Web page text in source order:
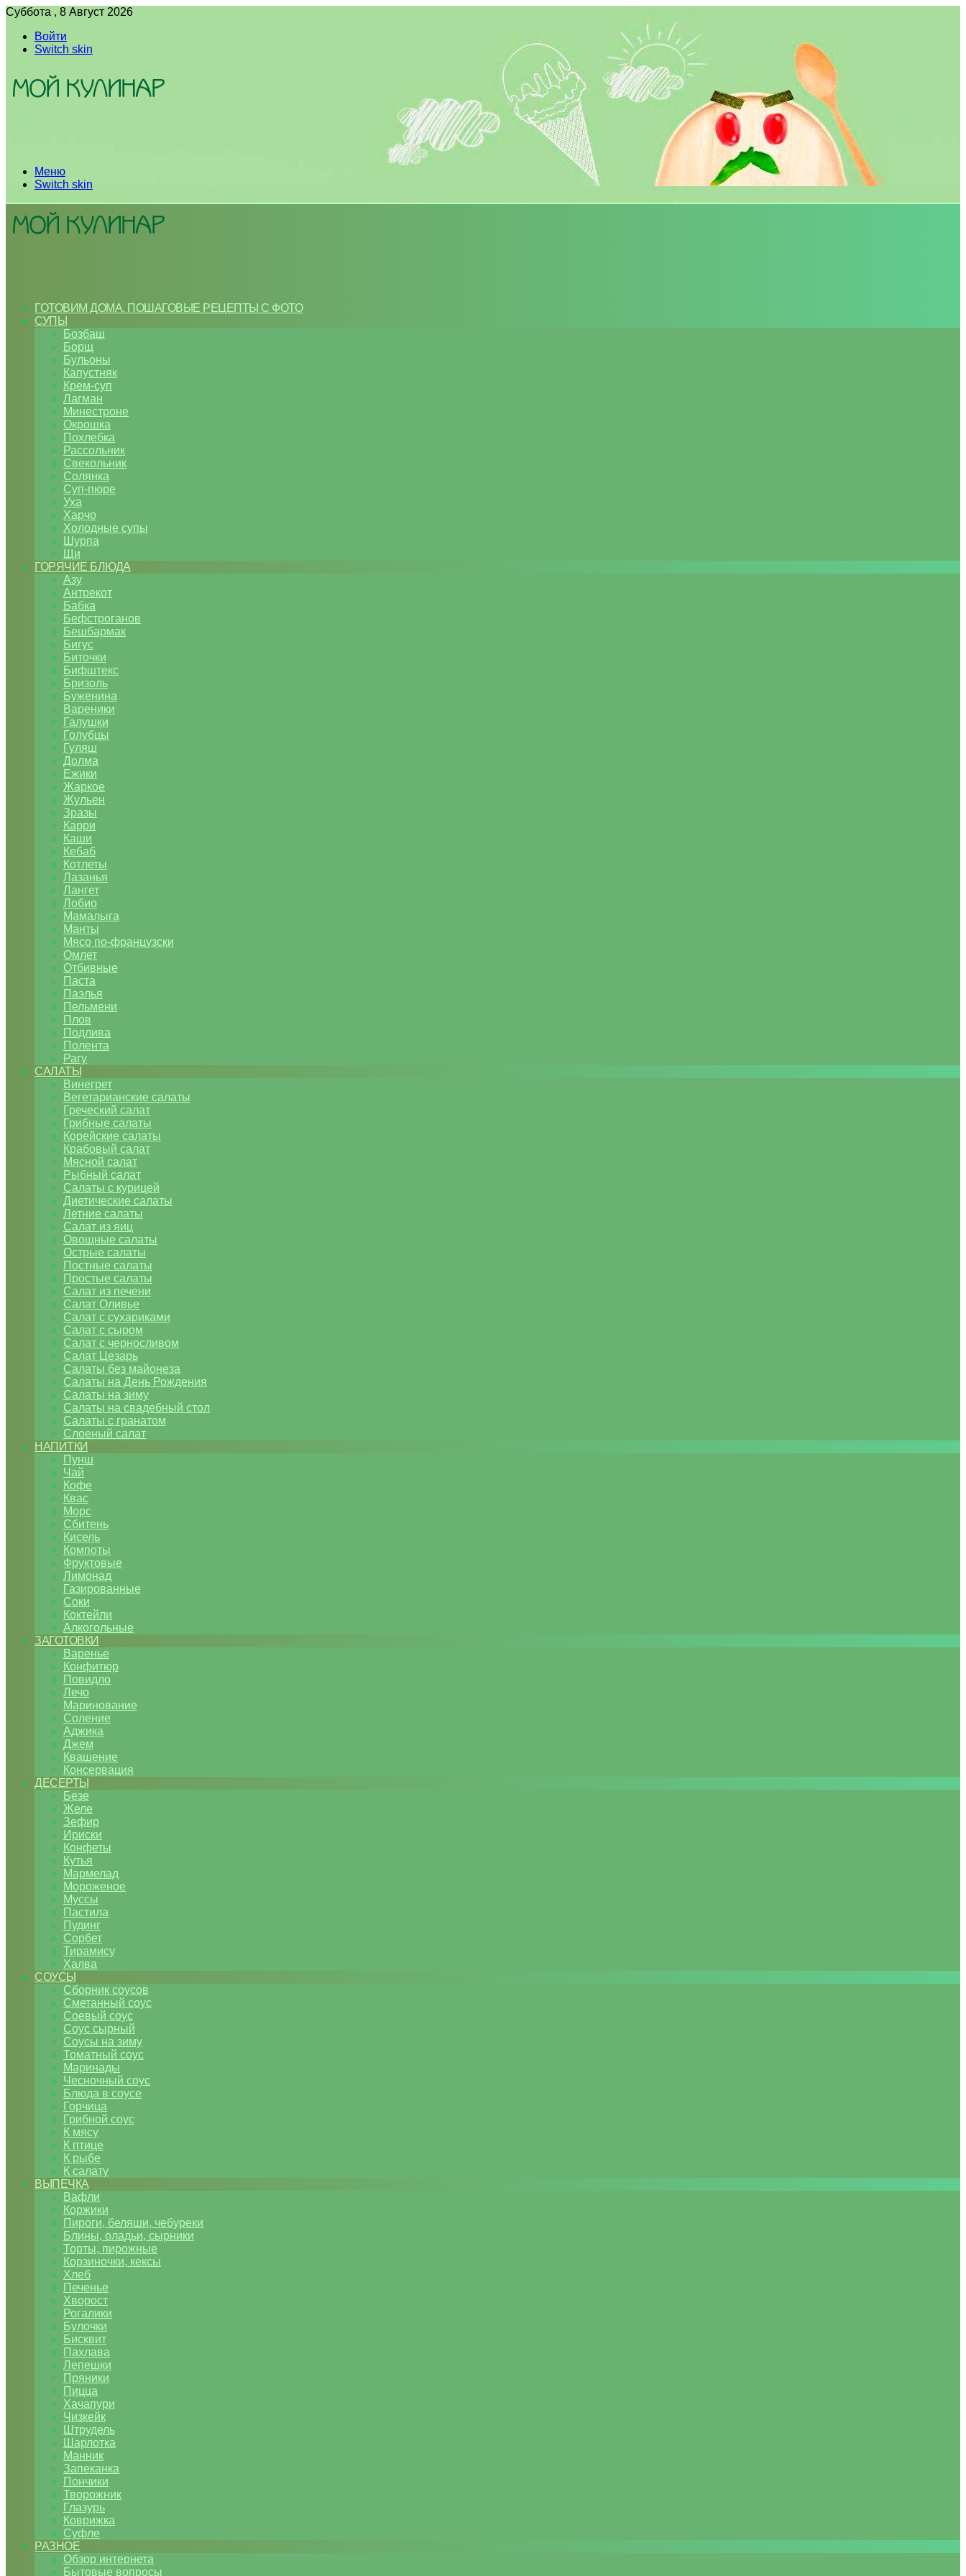
Суббота , 8 Август 2026
Войти
Switch skin
Меню
Switch skin
ГОТОВИМ ДОМА. ПОШАГОВЫЕ РЕЦЕПТЫ С ФОТО
СУПЫ
Бозбаш
Борщ
Бульоны
Капустняк
Крем-суп
Лагман
Минестроне
Окрошка
Похлебка
Рассольник
Свекольник
Солянка
Суп-пюре
Уха
Харчо
Холодные супы
Шурпа
Щи
ГОРЯЧИЕ БЛЮДА
Азу
Антрекот
Бабка
Бефстроганов
Бешбармак
Бигус
Биточки
Бифштекс
Бризоль
Буженина
Вареники
Галушки
Голубцы
Гуляш
Долма
Ежики
Жаркое
Жульен
Зразы
Карри
Каши
Кебаб
Котлеты
Лазанья
Лангет
Лобио
Мамалыга
Манты
Мясо по-французски
Омлет
Отбивные
Паста
Паэлья
Пельмени
Плов
Подлива
Полента
Рагу
САЛАТЫ
Винегрет
Вегетарианские салаты
Греческий салат
Грибные салаты
Корейские салаты
Крабовый салат
Мясной салат
Рыбный салат
Салаты с курицей
Диетические салаты
Летние салаты
Салат из яиц
Овощные салаты
Острые салаты
Постные салаты
Простые салаты
Салат из печени
Салат Оливье
Салат с сухариками
Салат с сыром
Салат с черносливом
Салат Цезарь
Салаты без майонеза
Салаты на День Рождения
Салаты на зиму
Салаты на свадебный стол
Салаты с гранатом
Слоеный салат
НАПИТКИ
Пунш
Чай
Кофе
Квас
Морс
Сбитень
Кисель
Компоты
Фруктовые
Лимонад
Газированные
Соки
Коктейли
Алкогольные
ЗАГОТОВКИ
Варенье
Конфитюр
Повидло
Лечо
Маринование
Соление
Аджика
Джем
Квашение
Консервация
ДЕСЕРТЫ
Безе
Желе
Зефир
Ириски
Конфеты
Кутья
Мармелад
Мороженое
Муссы
Пастила
Пудинг
Сорбет
Тирамису
Халва
СОУСЫ
Сборник соусов
Сметанный соус
Соевый соус
Соус сырный
Соусы на зиму
Томатный соус
Маринады
Чесночный соус
Блюда в соусе
Горчица
Грибной соус
К мясу
К птице
К рыбе
К салату
ВЫПЕЧКА
Вафли
Коржики
Пироги, беляши, чебуреки
Блины, оладьи, сырники
Торты, пирожные
Корзиночки, кексы
Хлеб
Печенье
Хворост
Рогалики
Булочки
Бисквит
Пахлава
Лепешки
Пряники
Пицца
Хачапури
Чизкейк
Штрудель
Шарлотка
Манник
Запеканка
Пончики
Творожник
Глазурь
Коврижка
Суфле
РАЗНОЕ
Обзор интернета
Бытовые вопросы